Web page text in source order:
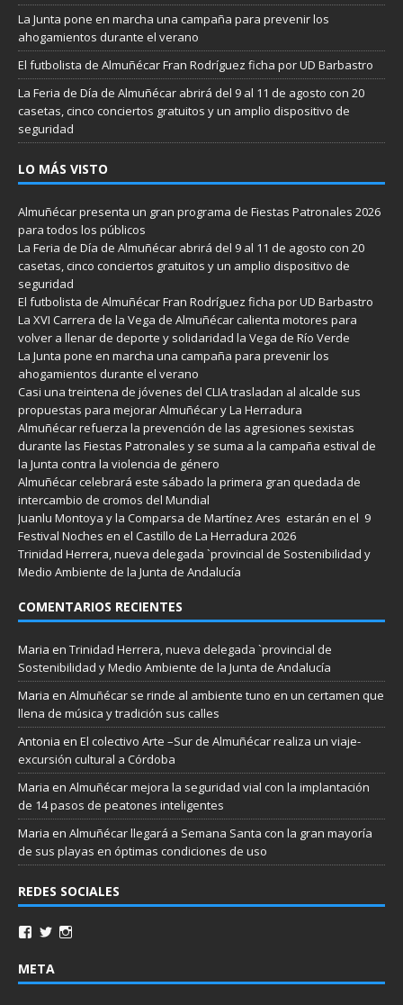
La Junta pone en marcha una campaña para prevenir los
ahogamientos durante el verano
El futbolista de Almuñécar Fran Rodríguez ficha por UD Barbastro
La Feria de Día de Almuñécar abrirá del 9 al 11 de agosto con 20
casetas, cinco conciertos gratuitos y un amplio dispositivo de
seguridad
LO MÁS VISTO
Almuñécar presenta un gran programa de Fiestas Patronales 2026
para todos los públicos
La Feria de Día de Almuñécar abrirá del 9 al 11 de agosto con 20
casetas, cinco conciertos gratuitos y un amplio dispositivo de
seguridad
El futbolista de Almuñécar Fran Rodríguez ficha por UD Barbastro
La XVI Carrera de la Vega de Almuñécar calienta motores para
volver a llenar de deporte y solidaridad la Vega de Río Verde
La Junta pone en marcha una campaña para prevenir los
ahogamientos durante el verano
Casi una treintena de jóvenes del CLIA trasladan al alcalde sus
propuestas para mejorar Almuñécar y La Herradura
Almuñécar refuerza la prevención de las agresiones sexistas
durante las Fiestas Patronales y se suma a la campaña estival de
la Junta contra la violencia de género
Almuñécar celebrará este sábado la primera gran quedada de
intercambio de cromos del Mundial
Juanlu Montoya y la Comparsa de Martínez Ares estarán en el 9
Festival Noches en el Castillo de La Herradura 2026
Trinidad Herrera, nueva delegada `provincial de Sostenibilidad y
Medio Ambiente de la Junta de Andalucía
COMENTARIOS RECIENTES
Maria en Trinidad Herrera, nueva delegada `provincial de
Sostenibilidad y Medio Ambiente de la Junta de Andalucía
Maria en Almuñécar se rinde al ambiente tuno en un certamen que
llena de música y tradición sus calles
Antonia en El colectivo Arte –Sur de Almuñécar realiza un viaje-
excursión cultural a Córdoba
Maria en Almuñécar mejora la seguridad vial con la implantación
de 14 pasos de peatones inteligentes
Maria en Almuñécar llegará a Semana Santa con la gran mayoría
de sus playas en óptimas condiciones de uso
REDES SOCIALES
META